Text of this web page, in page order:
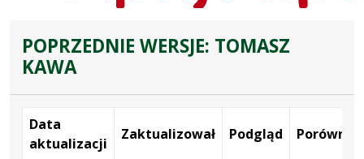
POPRZEDNIE WERSJE: TOMASZ
KAWA
Data
aktualizacji
Zaktualizował Podgląd Porównaj